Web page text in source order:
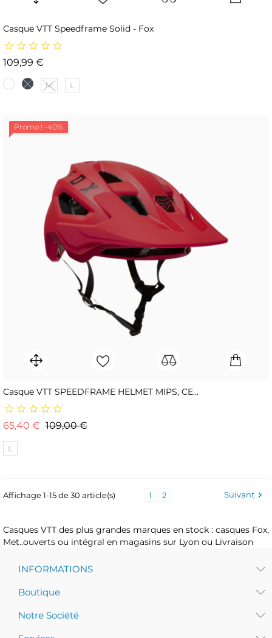
Casque VTT Speedframe Solid - Fox
109,99 €
M L
Promo ! -40%
Casque VTT SPEEDFRAME HELMET MIPS, CE...
65,40 € Prix de base
109,00 €Prix
L
Affichage 1-15 de 30 article(s) 1 2 Suivant 
Casques VTT des plus grandes marques en stock : casques Fox,
Met..ouverts ou intégral en magasins sur Lyon ou Livraison
INFORMATIONS
Boutique
Notre Société